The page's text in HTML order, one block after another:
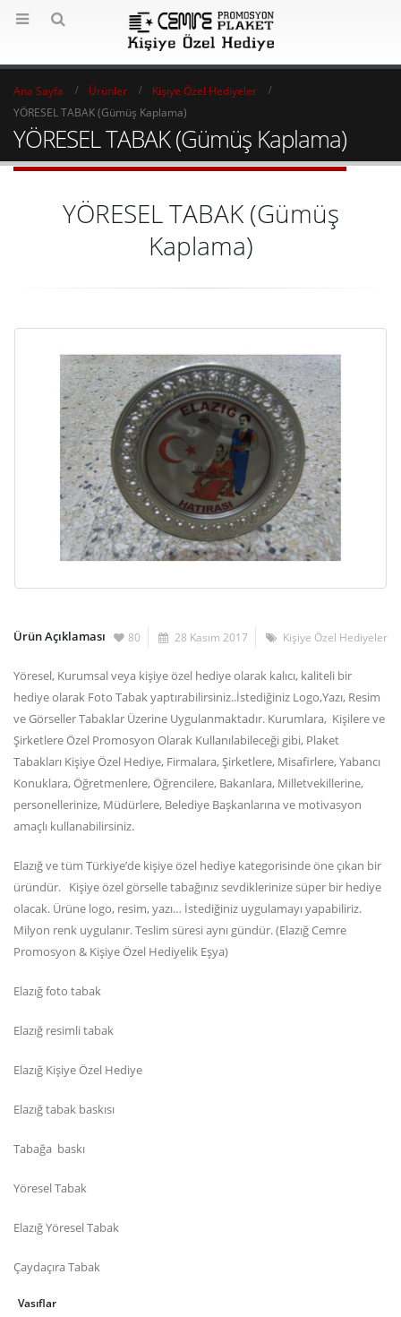
Ana Sayfa Ürünler
Kişiye Özel Hediyeler
YÖRESEL TABAK (Gümüş Kaplama)
YÖRESEL TABAK (Gümüş Kaplama)
YÖRESEL TABAK (Gümüş
Kaplama)
Ürün Açıklaması 80 28 Kasım 2017 Kişiye Özel Hediyeler
Yöresel, Kurumsal veya kişiye özel hediye olarak kalıcı, kaliteli bir
hediye olarak Foto Tabak yaptırabilirsiniz..İstediğiniz Logo,Yazı, Resim
ve Görseller Tabaklar Üzerine Uygulanmaktadır. Kurumlara, Kişilere ve
Şirketlere Özel Promosyon Olarak Kullanılabileceği gibi, Plaket
Tabakları Kişiye Özel Hediye, Firmalara, Şirketlere, Misafirlere, Yabancı
Konuklara, Öğretmenlere, Öğrencilere, Bakanlara, Milletvekillerine,
personellerinize, Müdürlere, Belediye Başkanlarına ve motivasyon
amaçlı kullanabilirsiniz.
Elazığ ve tüm Türkiye’de kişiye özel hediye kategorisinde öne çıkan bir
üründür. Kişiye özel görselle tabağınız sevdiklerinize süper bir hediye
olacak. Ürüne logo, resim, yazı… İstediğiniz uygulamayı yapabiliriz.
Milyon renk uygulanır. Teslim süresi aynı gündür. (Elazığ Cemre
Promosyon & Kişiye Özel Hediyelik Eşya)
Elazığ foto tabak
Elazığ resimli tabak
Elazığ Kişiye Özel Hediye
Elazığ tabak baskısı
Tabağa baskı
Yöresel Tabak
Elazığ Yöresel Tabak
Çaydaçıra Tabak
Vasıflar